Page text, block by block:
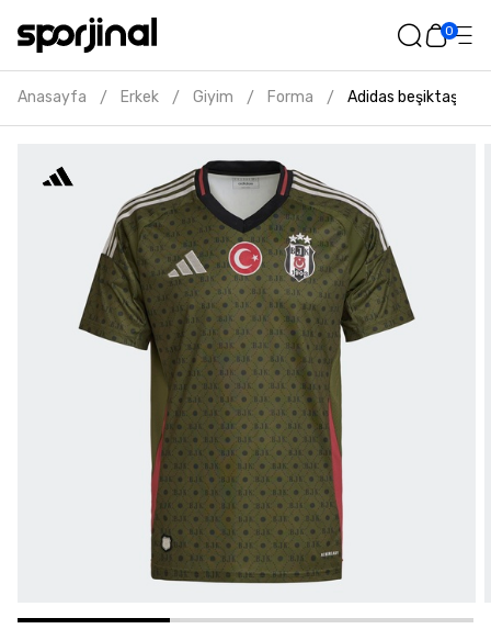
0
Anasayfa / Erkek / Giyim / Forma / Adidas beşiktaş